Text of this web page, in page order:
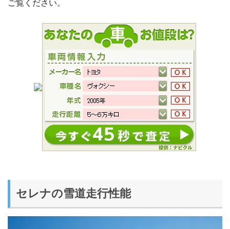
ご覧ください。
セレナの雪道走行性能